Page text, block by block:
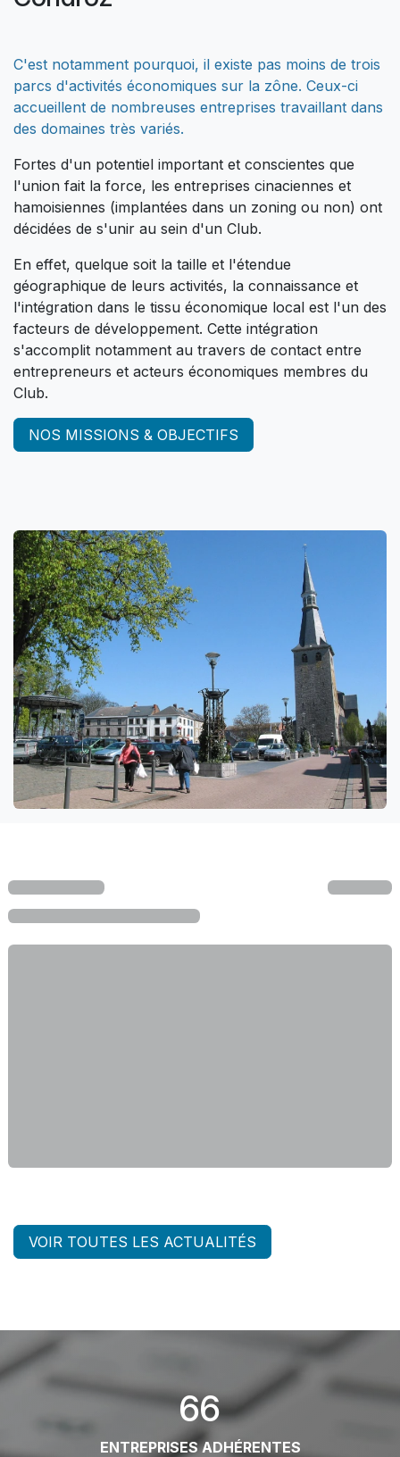
C'est notamment pourquoi, il existe pas moins de trois
parcs d'activités économiques sur la zône. Ceux-ci
accueillent de nombreuses entreprises travaillant dans
des domaines très variés.
Fortes d'un potentiel important et conscientes que
l'union fait la force, les entreprises cinaciennes et
hamoisiennes (implantées dans un zoning ou non) ont
décidées de s'unir au sein d'un Club.
En effet, quelque soit la taille et l'étendue
géographique de leurs activités, la connaissance et
l'intégration dans le tissu économique local est l'un des
facteurs de développement. Cette intégration
s'accomplit notamment au travers de contact entre
entrepreneurs et acteurs économiques membres du
Club.
NOS MISSIONS & OBJECTIFS
VOIR TOUTES LES ACTUALITÉS
66
ENTREPRISES ADHÉRENTES